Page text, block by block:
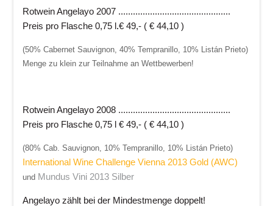
Rotwein Angelayo 2007 ..............................................
Preis pro Flasche 0,75 l.€ 49,- ( € 44,10 )
(50% Cabernet Sauvignon, 40% Tempranillo, 10% Listán Prieto)
Menge zu klein zur Teilnahme an Wettbewerben!
Rotwein Angelayo 2008 ..............................................
Preis pro Flasche 0,75 l € 49,- ( € 44,10 )
(80% Cab. Sauvignon, 10% Tempranillo, 10% Listán Prieto)
International Wine Challenge Vienna 2013 Gold (AWC)
und Mundus Vini 2013 Silber
Angelayo zählt bei der Mindestmenge doppelt!